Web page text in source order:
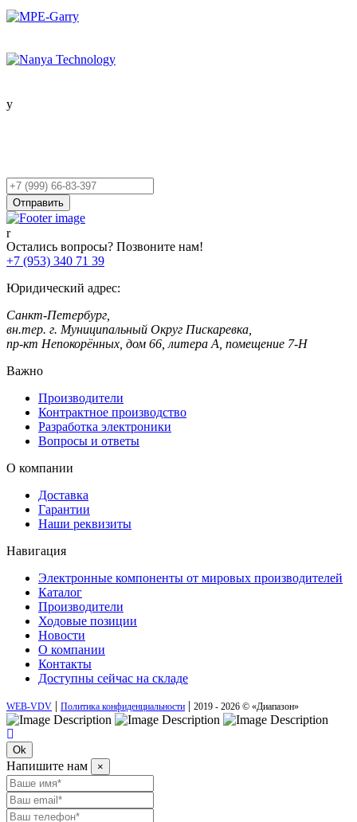
Ваш
телефон
Отправить
Остались вопросы? Позвоните нам!
+7 (953) 340 71 39
Юридический адрес:
Санкт-Петербург,
вн.тер. г. Муниципальный Округ Пискаревка,
пр-кт Непокорённых, дом 66, литера А, помещение 7-Н
Важно
Производители
Контрактное производство
Разработка электроники
Вопросы и ответы
О компании
Доставка
Гарантии
Наши реквизиты
Навигация
Электронные компоненты от мировых производителей
Каталог
Производители
Ходовые позиции
Новости
О компании
Контакты
Доступны сейчас на складе
WEB-VDV | Политика конфиденциальности | 2019 - 2026 © «Диапазон»
Ok
Напишите нам ×